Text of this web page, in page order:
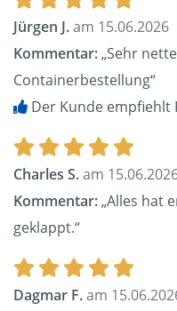
Jürgen J.am 15.06.2026
Kommentar:„Sehr
Containerbestellung“
Der Kunde empfiehlt
Charles S.am
Kommentar:„Alles hat
geklappt.“
Dagmar F.am